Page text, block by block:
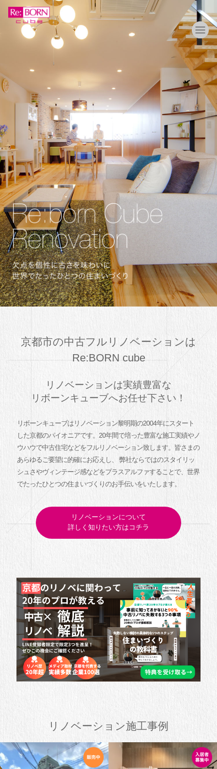
京都市の中古フルリノベーションは
Re:BORN cube
リノベーションは実績豊富な
リボーンキューブへお任せ下さい！
リボーンキューブはリノベーション黎明期の2004年にスタート
した京都のパイオニアです。20年間で培った豊富な施工実績やノ
ウハウで中古住宅などをフルリノベーション致します。皆さまの
あらゆるご要望に的確にお応えし、 弊社ならではのスタイリッ
シュさやヴィンテージ感などをプラスアルファすることで、世界
でたったひとつの住まいづくりのお手伝いをいたします。
リノベーションについて
詳しく知りたい方はコチラ
リノベーション施工事例